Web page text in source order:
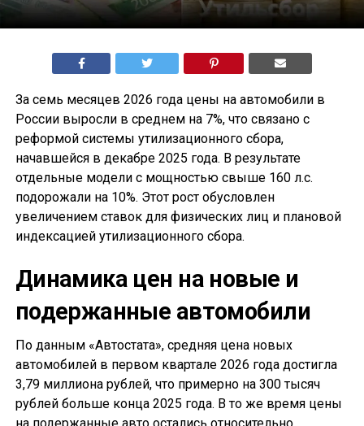
За семь месяцев 2026 года цены на автомобили в
России выросли в среднем на 7%, что связано с
реформой системы утилизационного сбора,
начавшейся в декабре 2025 года. В результате
отдельные модели с мощностью свыше 160 л.с.
подорожали на 10%. Этот рост обусловлен
увеличением ставок для физических лиц и плановой
индексацией утилизационного сбора.
Динамика цен на новые и
подержанные автомобили
По данным «Автостата», средняя цена новых
автомобилей в первом квартале 2026 года достигла
3,79 миллиона рублей, что примерно на 300 тысяч
рублей больше конца 2025 года. В то же время цены